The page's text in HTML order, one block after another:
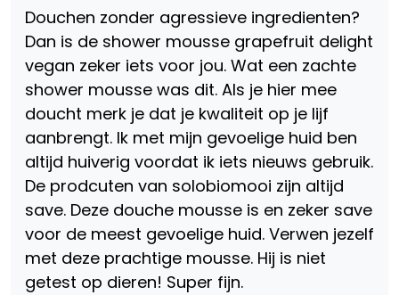
Douchen zonder agressieve ingredienten?
Dan is de shower mousse grapefruit delight
vegan zeker iets voor jou. Wat een zachte
shower mousse was dit. Als je hier mee
doucht merk je dat je kwaliteit op je lijf
aanbrengt. Ik met mijn gevoelige huid ben
altijd huiverig voordat ik iets nieuws gebruik.
De prodcuten van solobiomooi zijn altijd
save. Deze douche mousse is en zeker save
voor de meest gevoelige huid. Verwen jezelf
met deze prachtige mousse. Hij is niet
getest op dieren! Super fijn.